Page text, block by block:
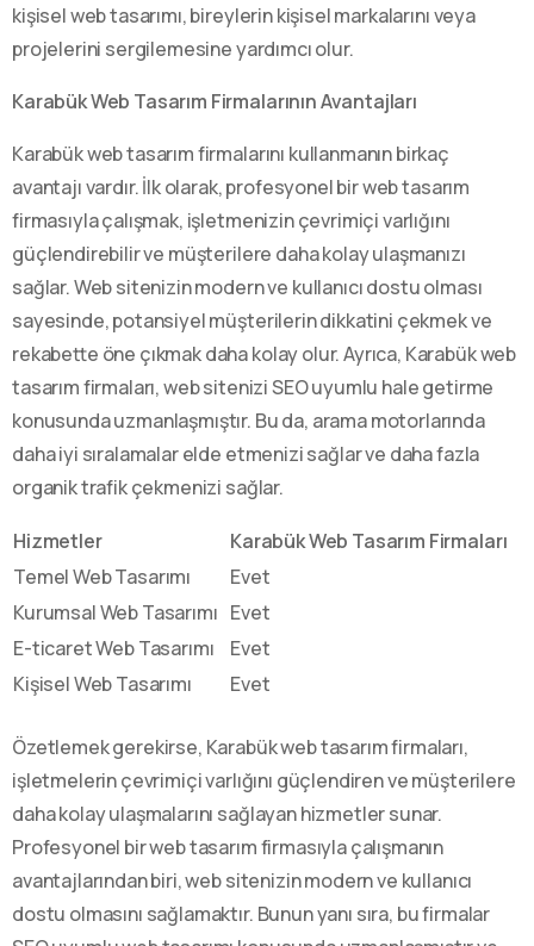
kişisel web tasarımı, bireylerin kişisel markalarını veya
projelerini sergilemesine yardımcı olur.
Karabük Web Tasarım Firmalarının Avantajları
Karabük web tasarım firmalarını kullanmanın birkaç
avantajı vardır. İlk olarak, profesyonel bir web tasarım
firmasıyla çalışmak, işletmenizin çevrimiçi varlığını
güçlendirebilir ve müşterilere daha kolay ulaşmanızı
sağlar. Web sitenizin modern ve kullanıcı dostu olması
sayesinde, potansiyel müşterilerin dikkatini çekmek ve
rekabette öne çıkmak daha kolay olur. Ayrıca, Karabük web
tasarım firmaları, web sitenizi SEO uyumlu hale getirme
konusunda uzmanlaşmıştır. Bu da, arama motorlarında
daha iyi sıralamalar elde etmenizi sağlar ve daha fazla
organik trafik çekmenizi sağlar.
Hizmetler
Karabük Web Tasarım Firmaları
Temel Web Tasarımı
Evet
Kurumsal Web Tasarımı Evet
E-ticaret Web Tasarımı
Evet
Kişisel Web Tasarımı
Evet
Özetlemek gerekirse, Karabük web tasarım firmaları,
işletmelerin çevrimiçi varlığını güçlendiren ve müşterilere
daha kolay ulaşmalarını sağlayan hizmetler sunar.
Profesyonel bir web tasarım firmasıyla çalışmanın
avantajlarından biri, web sitenizin modern ve kullanıcı
dostu olmasını sağlamaktır. Bunun yanı sıra, bu firmalar